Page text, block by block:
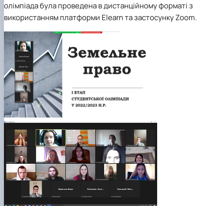
олімпіада була проведена в дистанційному форматі з
використанням платформи Elearn та застосунку Zoom.